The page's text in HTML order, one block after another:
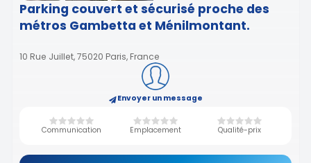
Parking couvert et sécurisé proche des
métros Gambetta et Ménilmontant.
10 Rue Juillet, 75020 Paris, France
Envoyer un message
Communication Emplacement Qualité-prix